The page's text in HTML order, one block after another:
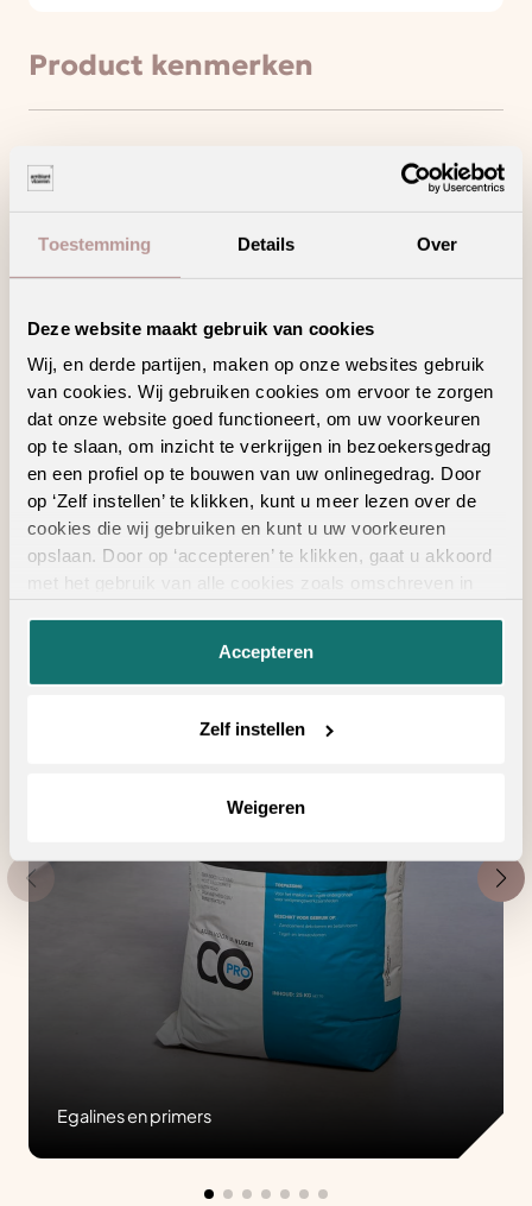
Toestemming Details Over
Deze website maakt gebruik van cookies
Wij, en derde partijen, maken op onze websites gebruik
van cookies. Wij gebruiken cookies om ervoor te zorgen
dat onze website goed functioneert, om uw voorkeuren
op te slaan, om inzicht te verkrijgen in bezoekersgedrag
en een profiel op te bouwen van uw onlinegedrag. Door
op ‘Zelf instellen’ te klikken, kunt u meer lezen over de
cookies die wij gebruiken en kunt u uw voorkeuren
opslaan. Door op ‘accepteren’ te klikken, gaat u akkoord
met het gebruik van alle cookies zoals omschreven in
Accepteren
Zelf instellen
Weigeren
Product kenmerken
Deze vloer haalt het maximale uit jouw
Een waterbestendige vloer voor zorgeloos
wooncomfort
Minder contactgeluid voor meer
Ook verkrijgbaar als complete traprenovatie
Geschikte
vloertoebehoren
Egalines en primers